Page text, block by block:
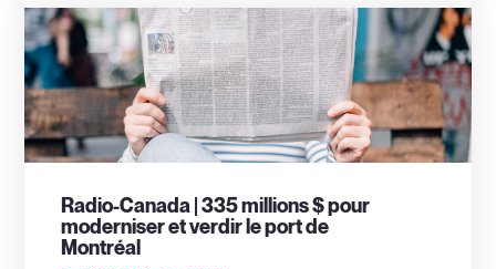
Radio-Canada | 335 millions $ pour
moderniser et verdir le port de
Montréal